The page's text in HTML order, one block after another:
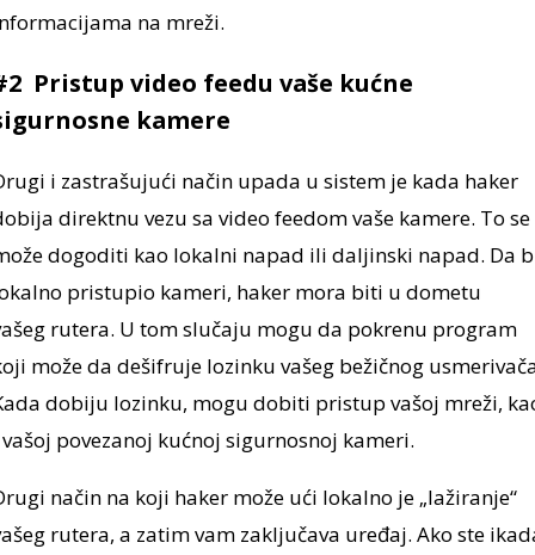
na mreži.
Pristup video feedu vaše kućne
kamere
i zastrašujući način upada u sistem je kada haker
direktnu vezu sa video feedom vaše kamere. To se
dogoditi kao lokalni napad ili daljinski napad. Da
pristupio kameri, haker mora biti u dometu
rutera. U tom slučaju mogu da pokrenu program
može da dešifruje lozinku vašeg bežičnog
dobiju lozinku, mogu dobiti pristup vašoj mreži,
povezanoj kućnoj sigurnosnoj kameri.
način na koji haker može ući lokalno je „lažiranje“
rutera, a zatim vam zaključava uređaj. Ako ste